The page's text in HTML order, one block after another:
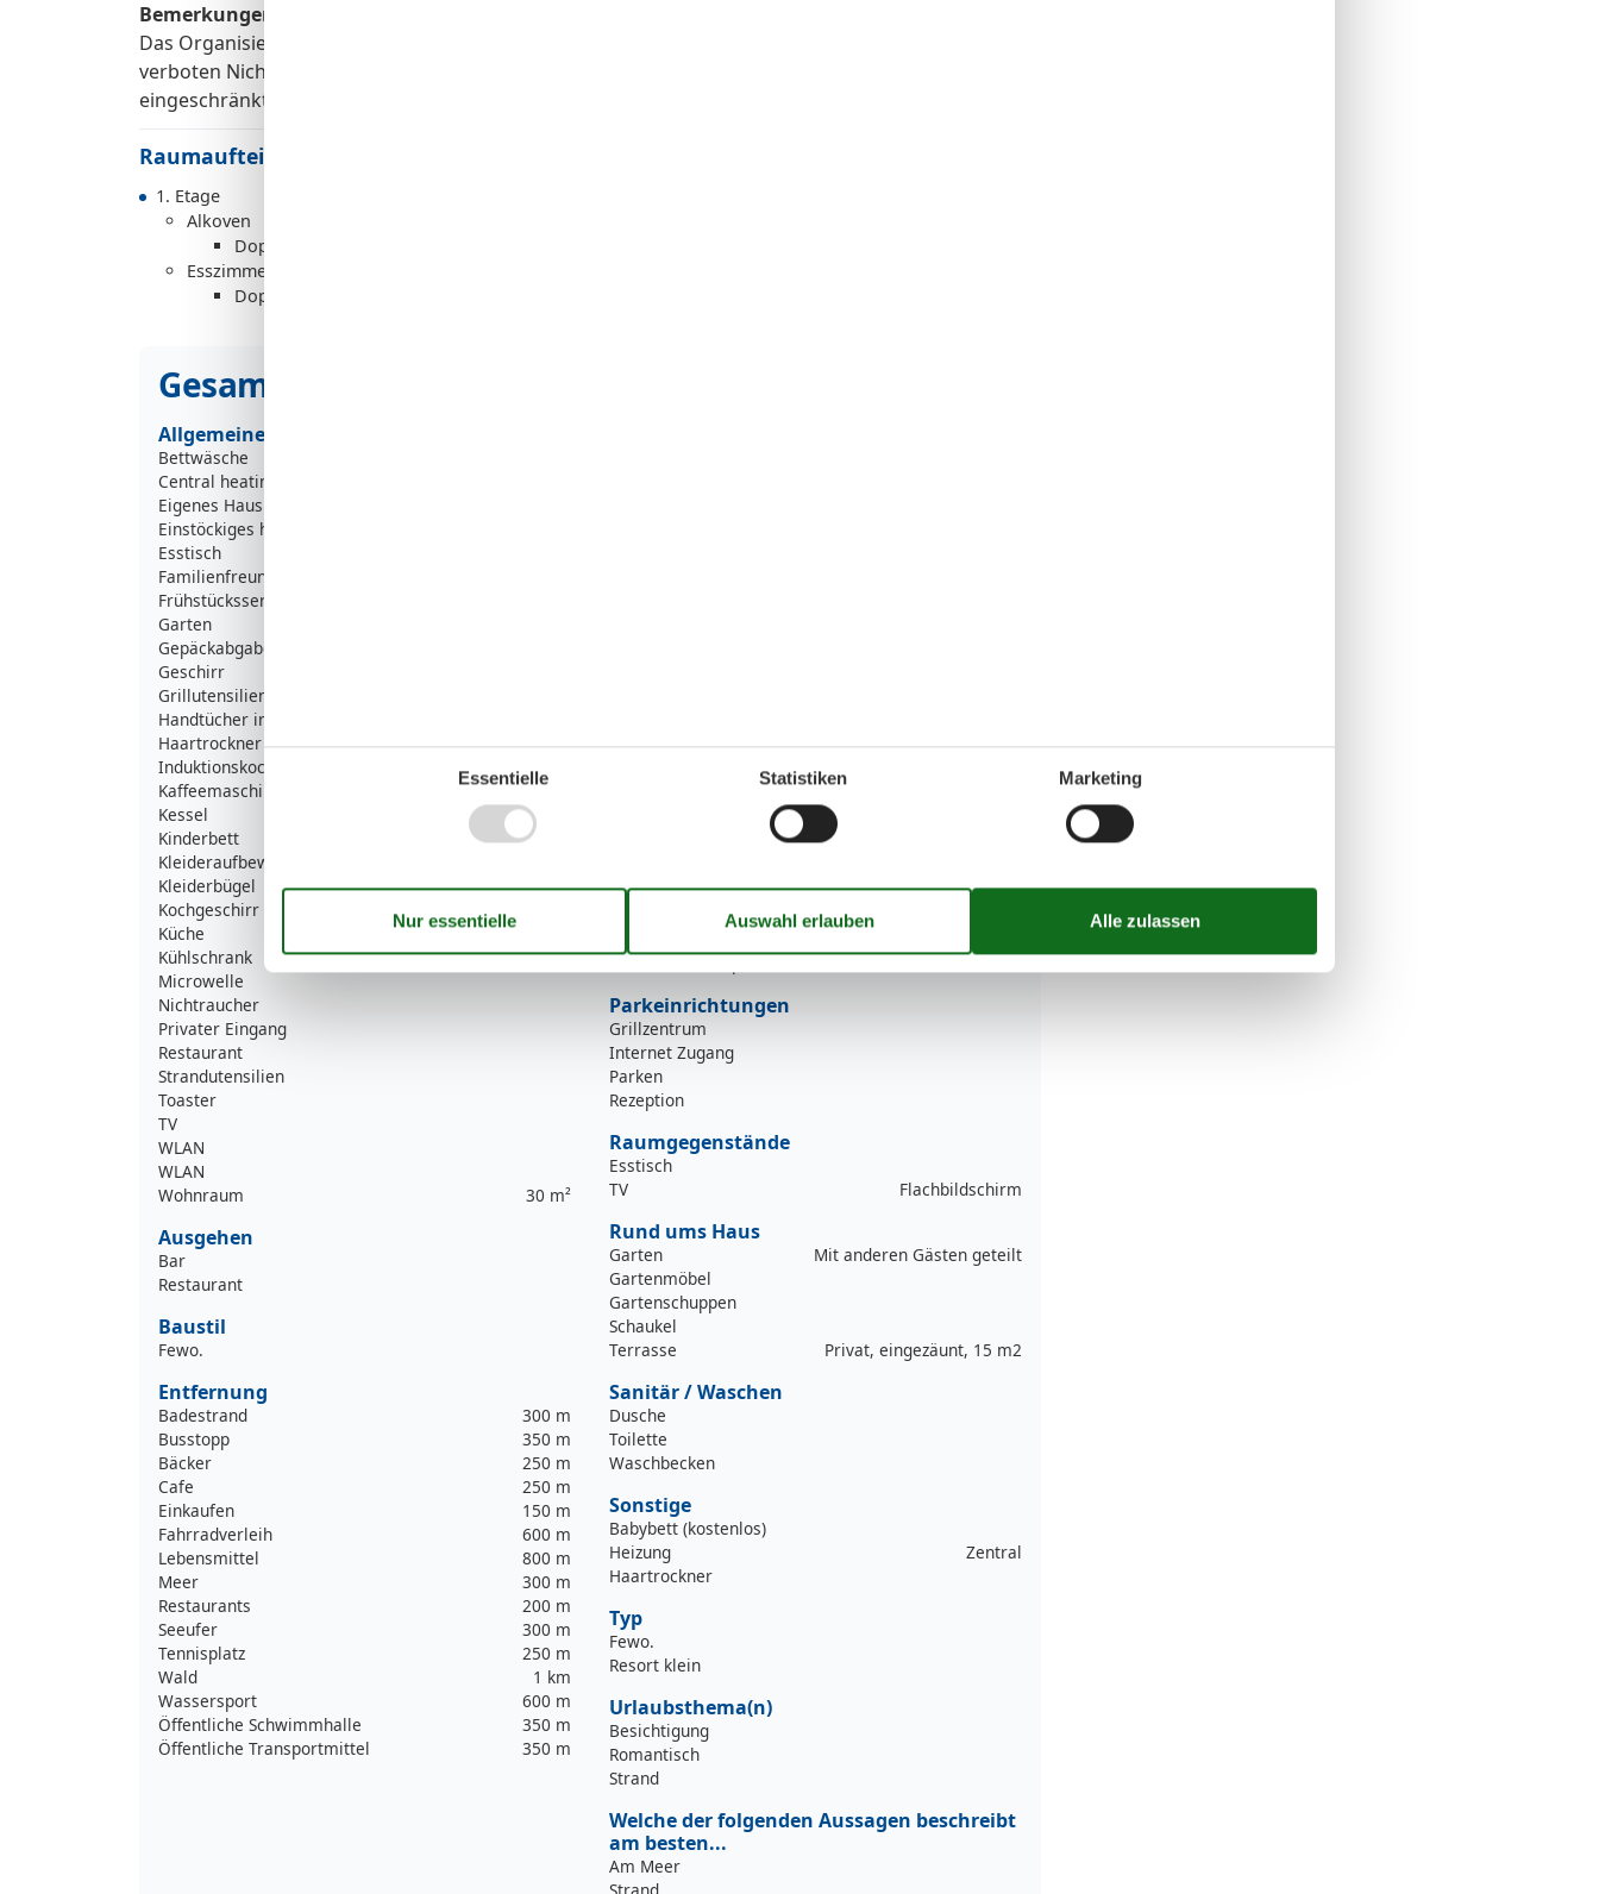
Bemerkungen:
Das Organisieren von Studentenfeiern, Junggesellenabschieden und Trinkfeiern ist in diesem Haus
verboten Nichtraucher-Unterkunft. Haustiere sind nicht erlaubt. nicht geeignet für Personen mit
eingeschränkter Mobilität.
Raumaufteilung
1. Etage
Alkoven
Doppelbett
Esszimmer
Doppelcouch
Gesamte Ausstattung
Allgemeine Information
Bettwäsche
Central heating
Eigenes Haus
Einstöckiges haus
Esstisch
Familienfreundlich
Frühstücksservice vorhanden
Garten
Gepäckabgabe erlaubt
Geschirr
Grillutensilien
Handtücher inklusive
Haartrockner
Induktionskochfeld
Kaffeemaschine
Kessel
Kinderbett
Kleideraufbewahrung
Kleiderbügel
Kochgeschirr
Küche
Kühlschrank
Microwelle
Nichtraucher
Privater Eingang
Restaurant
Strandutensilien
Toaster
TV
WLAN
WLAN
Wohnraum
30 m²
Ausgehen
Bar
Restaurant
Baustil
Fewo.
Entfernung
Badestrand
300 m
Busstopp
350 m
Bäcker
250 m
Cafe
250 m
Einkaufen
150 m
Fahrradverleih
600 m
Lebensmittel
800 m
Meer
300 m
Restaurants
200 m
Seeufer
300 m
Tennisplatz
250 m
Wald
1 km
Wassersport
600 m
Öffentliche Schwimmhalle
350 m
Öffentliche Transportmittel
350 m
Kaffeemaschine
2 Kochplatten, elektrisch
In einem Ferienpark
Parkeinrichtungen
Grillzentrum
Internet Zugang
Parken
Rezeption
Raumgegenstände
Esstisch
TV
Flachbildschirm
Rund ums Haus
Garten
Mit anderen Gästen geteilt
Gartenmöbel
Gartenschuppen
Schaukel
Terrasse
Privat, eingezäunt, 15 m2
Sanitär / Waschen
Dusche
Toilette
Waschbecken
Sonstige
Babybett (kostenlos)
Heizung
Zentral
Haartrockner
Typ
Fewo.
Resort klein
Urlaubsthema(n)
Besichtigung
Romantisch
Strand
Welche der folgenden Aussagen beschreibt
am besten...
Am Meer
Essentielle Statistiken Marketing